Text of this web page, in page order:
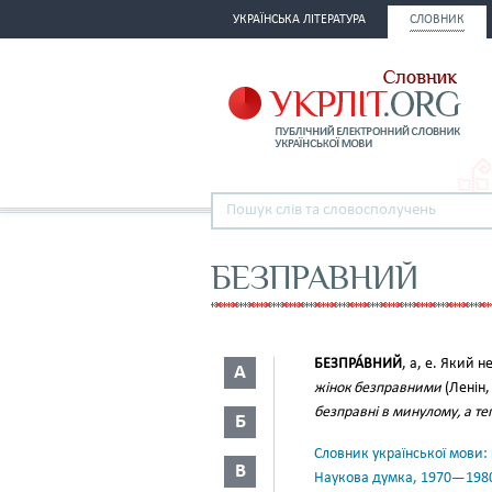
УКРАЇНСЬКА ЛІТЕРАТУРА СЛОВНИК
БЕЗПРАВНИЙ
А
Б
В
БЕЗПРА́ВНИЙ, а, е. Який
жінок безправними
безправні в минулому, а
Словник української
Наукова думка,